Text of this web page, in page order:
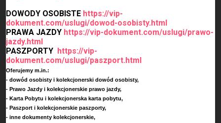
DOWODY OSOBISTE https://vip-
dokument.com/uslugi/dowod-osobisty.html
PRAWA JAZDY https://vip-dokument.com/uslugi/prawo-
jazdy.html
PASZPORTY https://vip-
dokument.com/uslugi/paszport.html
Oferujemy m.in.:
- dowód osobisty i kolekcjonerski dowód osobisty,
- Prawo Jazdy i kolekcjonerskie prawo jazdy,
- Karta Pobytu i kolekcjonerska karta pobytu,
- Paszport i kolekcjonerskie paszporty,
- inne dokumenty kolekcjonerskie,